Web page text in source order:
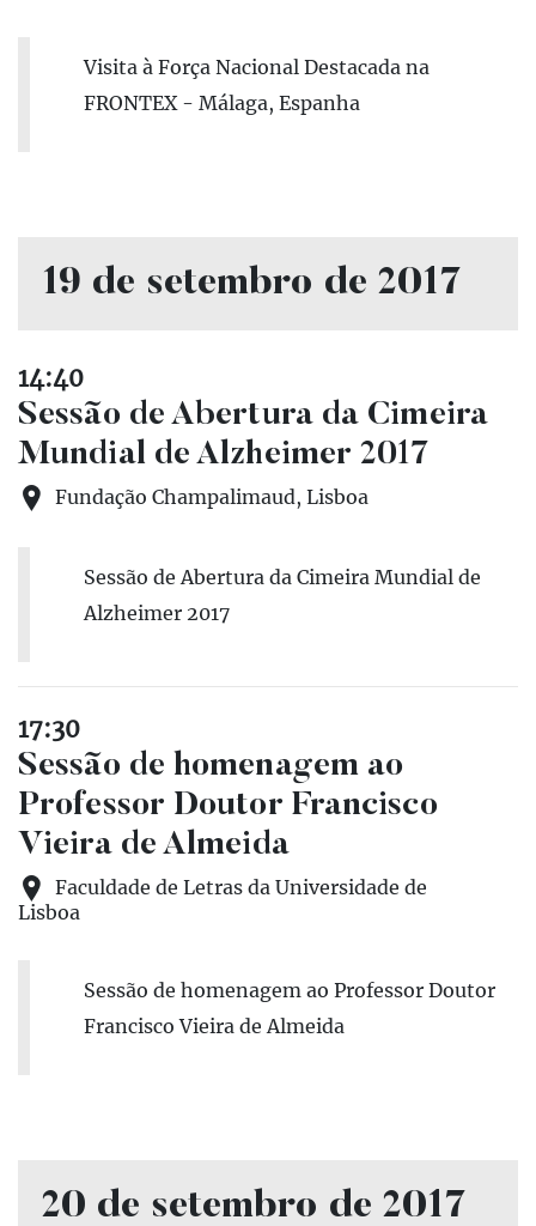
Visita à Força Nacional Destacada na
FRONTEX - Málaga, Espanha
19 de setembro de 2017
14:40
Sessão de Abertura da Cimeira
Mundial de Alzheimer 2017
Fundação Champalimaud, Lisboa
Sessão de Abertura da Cimeira Mundial de
Alzheimer 2017
17:30
Sessão de homenagem ao
Professor Doutor Francisco
Vieira de Almeida
Faculdade de Letras da Universidade de
Lisboa
Sessão de homenagem ao Professor Doutor
Francisco Vieira de Almeida
20 de setembro de 2017